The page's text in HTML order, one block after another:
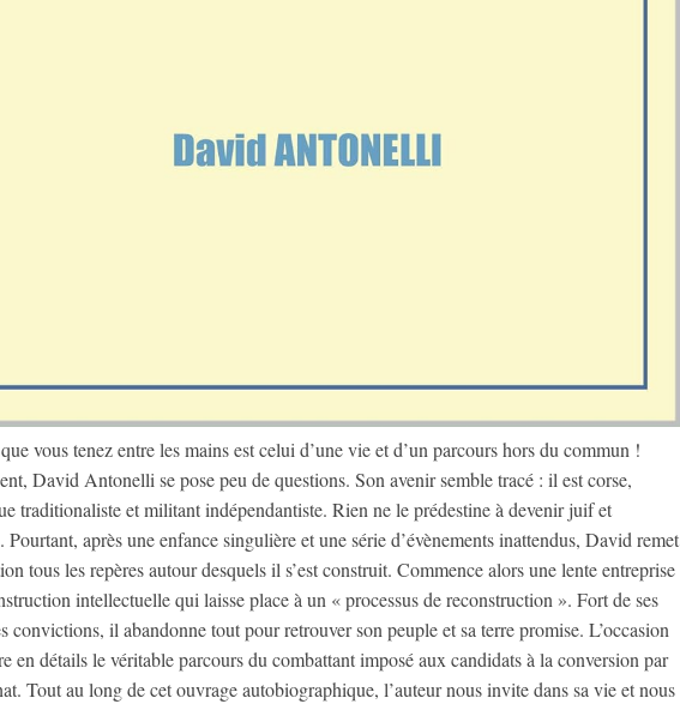
vous tenez entre les mains est celui d’une vie et d’un parcours hors du commun !
David Antonelli se pose peu de questions. Son avenir semble tracé : il est corse,
traditionaliste et militant indépendantiste. Rien ne le prédestine à devenir juif et
Pourtant, après une enfance singulière et une série d’évènements inattendus, David remet
tous les repères autour desquels il s’est construit. Commence alors une lente entreprise
intellectuelle qui laisse place à un « processus de reconstruction ». Fort de ses
convictions, il abandonne tout pour retrouver son peuple et sa terre promise. L’occasion
en détails le véritable parcours du combattant imposé aux candidats à la conversion par
Tout au long de cet ouvrage autobiographique, l’auteur nous invite dans sa vie et nous